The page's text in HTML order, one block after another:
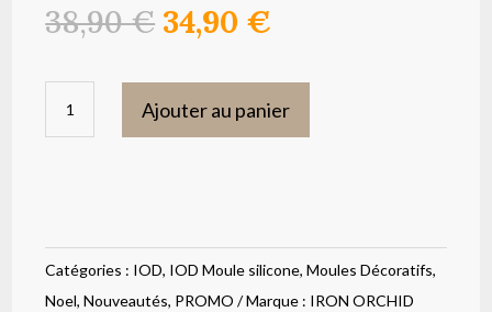
38,90€ Le
prix
initial
était :
38,90 €.
34,90 €
actuel
est :
34,90 €.
Globes
IOD
Ajouter au panier
Catégories : IOD, IOD Moule silicone,Moules Décoratifs,
Noel,Nouveautés, PROMO Marque : IRON ORCHID